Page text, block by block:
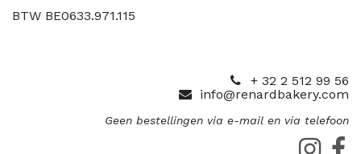
BTW BE0633.971.115
+ 32 2 512 99 56
info@renardbakery.com
Geen bestellingen via e-mail en via telefoon